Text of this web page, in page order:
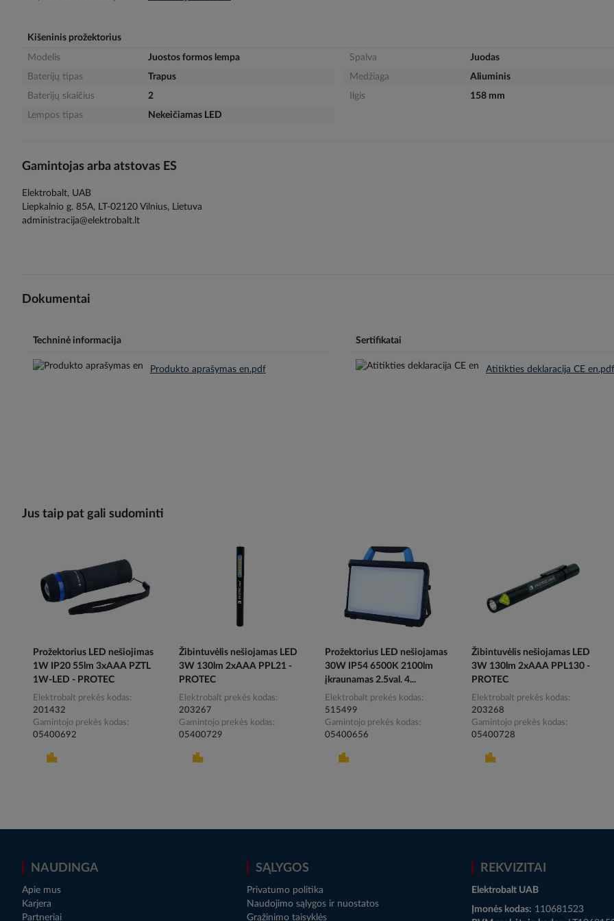
Kišeninis prožektorius
Modelis
Juostos formos lempa
Baterijų tipas
Trapus
Baterijų skaičius
2
Lempos tipas
Nekeičiamas LED
Spalva
Juodas
Medžiaga
Aliuminis
Ilgis
158 mm
Gamintojas arba atstovas ES
Elektrobalt, UAB
Liepkalnio g. 85A, LT-02120 Vilnius, Lietuva
administracija@elektrobalt.lt
Dokumentai
Techninė informacija
Produkto aprašymas en.pdf
Sertifikatai
Atitikties deklaracija CE en.pdf
Jus taip pat gali sudominti
Prožektorius LED nešiojimas
1W IP20 55lm 3xAAA PZTL
1W-LED - PROTEC
Elektrobalt prekės kodas
201432
Gamintojo prekės kodas
05400692
Žibintuvėlis nešiojamas LED
3W 130lm 2xAAA PPL21 -
PROTEC
Elektrobalt prekės kodas
203267
Gamintojo prekės kodas
05400729
Prožektorius LED nešiojamas
30W IP54 6500K 2100lm
įkraunamas 2.5val. 4...
Elektrobalt prekės kodas
515499
Gamintojo prekės kodas
05400656
Žibintuvėlis nešiojamas LED
3W 130lm 2xAAA PPL130 -
PROTEC
Elektrobalt prekės kodas
203268
Gamintojo prekės kodas
05400728
NAUDINGA
Apie mus
Karjera
Partneriai
SĄLYGOS
Privatumo politika
Naudojimo sąlygos ir nuostatos
Grąžinimo taisyklės
REKVIZITAI
Elektrobalt UAB
Įmonės kodas: 110681523